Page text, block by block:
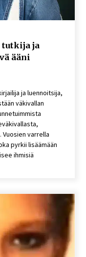
tutkija ja
ääni
ja luennoitsija,
väkivallan
varrella
pyrkii lisäämään
ihmisiä